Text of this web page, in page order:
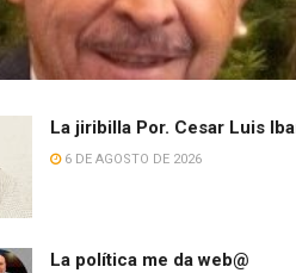
La jiribilla Por. Cesar Luis
6 DE AGOSTO DE 2026
La política me da web@